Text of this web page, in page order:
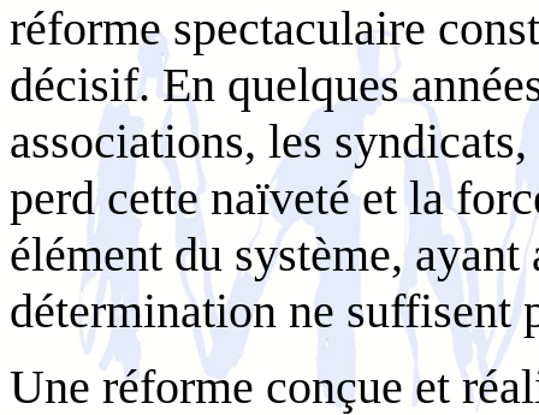
réforme spectaculaire
décisif. En quelques
associations, les
perd cette naïveté et la
élément du système,
détermination ne suffisent
Une réforme conçue et